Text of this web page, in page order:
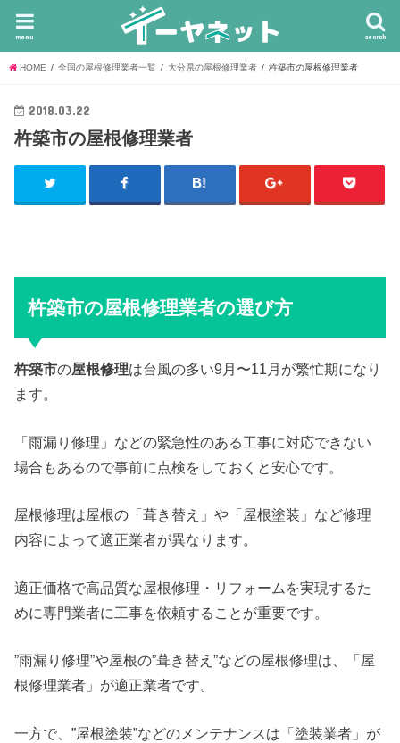
search
menu
HOME 全国の屋根修理業者一覧 大分県の屋根修理業者 杵築市の屋根修理業者
2018.03.22
杵築市の屋根修理業者
杵築市の屋根修理業者の選び方
杵築市の屋根修理は台風の多い9月〜11月が繁忙期になり
ます。
「雨漏り修理」などの緊急性のある工事に対応できない
場合もあるので事前に点検をしておくと安心です。
屋根修理は屋根の「葺き替え」や「屋根塗装」など修理
内容によって適正業者が異なります。
適正価格で高品質な屋根修理・リフォームを実現するた
めに専門業者に工事を依頼することが重要です。
”雨漏り修理”や屋根の”葺き替え”などの屋根修理は、「屋
根修理業者」が適正業者です。
一方で、”屋根塗装”などのメンテナンスは「塗装業者」が